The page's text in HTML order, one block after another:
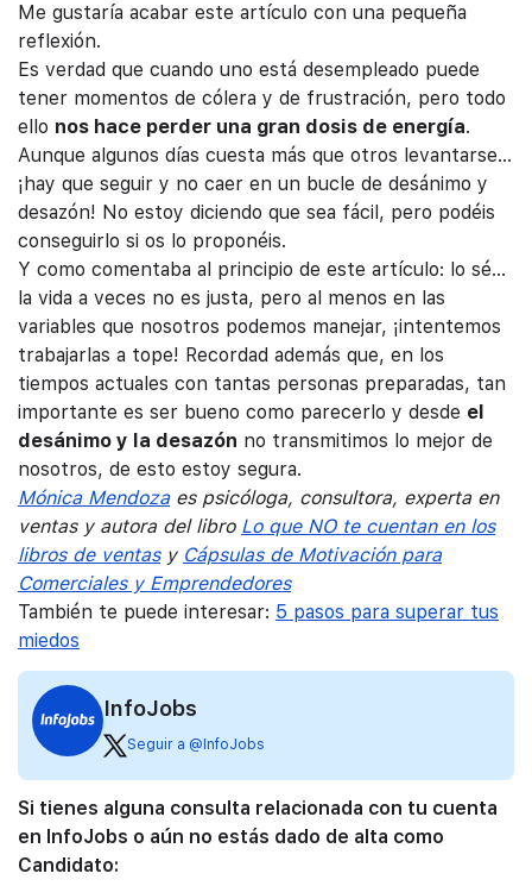
Me gustaría acabar este artículo con una pequeña
reflexión.
Es verdad que cuando uno está desempleado puede
tener momentos de cólera y de frustración, pero todo
ello nos hace perder una gran dosis de energía.
Aunque algunos días cuesta más que otros levantarse…
¡hay que seguir y no caer en un bucle de desánimo y
desazón! No estoy diciendo que sea fácil, pero podéis
conseguirlo si os lo proponéis.
Y como comentaba al principio de este artículo: lo sé…
la vida a veces no es justa, pero al menos en las
variables que nosotros podemos manejar, ¡intentemos
trabajarlas a tope! Recordad además que, en los
tiempos actuales con tantas personas preparadas, tan
importante es ser bueno como parecerlo y desde el
desánimo y la desazón no transmitimos lo mejor de
nosotros, de esto estoy segura.
Mónica Mendozaes psicóloga, consultora, experta en
ventas y autora del libro Lo que NO te cuentan en los
libros de ventasy Cápsulas de Motivación para
Comerciales y Emprendedores
También te puede interesar: 5 pasos para superar tus
miedos
InfoJobs
Seguir a @InfoJobs
Si tienes alguna consulta relacionada con tu cuenta
en InfoJobs o aún no estás dado de alta como
Candidato: